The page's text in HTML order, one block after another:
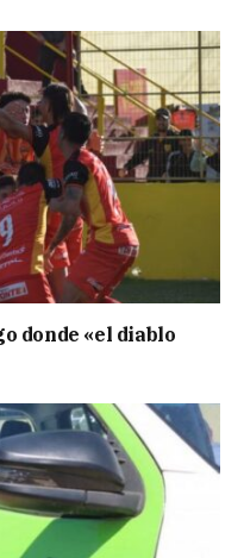
donde «el diablo